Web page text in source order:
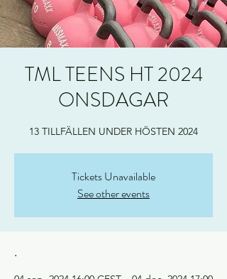
TML TEENS HT 2024
ONSDAGAR
13 TILLFÄLLEN UNDER HÖSTEN 2024
Tickets Unavailable
See other events
.